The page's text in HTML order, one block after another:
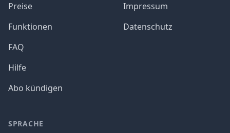
Preise
Funktionen
FAQ
Hilfe
Abo kündigen
Impressum
Datenschutz
SPRACHE